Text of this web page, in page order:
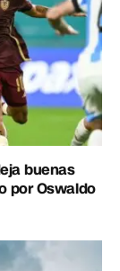
buenas
por Oswaldo